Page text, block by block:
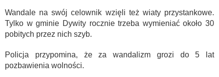
Wandale na swój celownik wzięli też wiaty przystankowe.
Tylko w gminie Dywity rocznie trzeba wymieniać około 30
pobitych przez nich szyb.
Policja przypomina, że za wandalizm grozi do 5 lat
pozbawienia wolności.